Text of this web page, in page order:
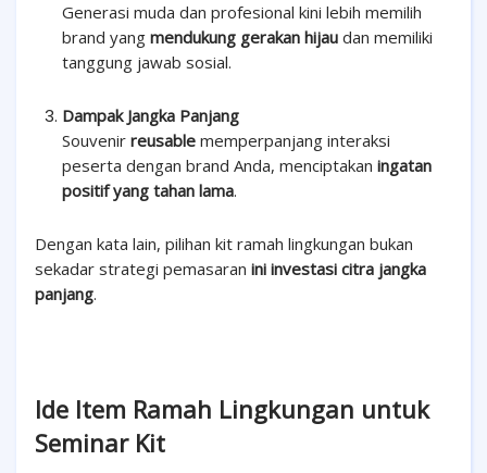
Generasi muda dan profesional kini lebih memilih
brand yang mendukung gerakan hijau dan memiliki
tanggung jawab sosial.
Dampak Jangka Panjang
Souvenir reusable memperpanjang interaksi
peserta dengan brand Anda, menciptakan ingatan
positif yang tahan lama.
Dengan kata lain, pilihan kit ramah lingkungan bukan
sekadar strategi pemasaran ini investasi citra jangka
panjang.
Ide Item Ramah Lingkungan untuk
Seminar Kit